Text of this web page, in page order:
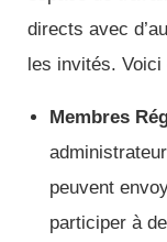
directs avec
les invités. Voici
Membres
peuvent
participer à